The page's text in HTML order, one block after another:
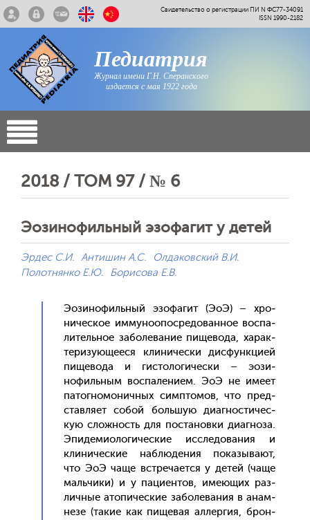
Свидетельство о регистрации ПИ N ФС77-34091
ISSN 1990-2182
Педиатрия
Журнал имени Г.Н. Сперанского
издается с мая 1922 года
2018 / ТОМ 97 / № 6
Эозинофильный эзофагит у детей
Эрдес С.И. Антишин А.С.
Олдаковский В.И.
Полотнянко Е.Ю.
Борисова Е.В.
Э­ози­нофиль­ный эзо­фагит (Э­оЭ) – хро­
ничес­кое им­му­но­опос­ре­дован­ное вос­па­
литель­ное за­боле­вание пи­щево­да, ха­рак­
те­ризу­юще­еся кли­ничес­ки дис­фун­кци­ей
пи­щево­да и гис­то­логи­чес­ки – э­ози­
нофиль­ным вос­па­лени­ем. Э­оЭ не име­ет
па­тог­но­монич­ных сим­пто­мов, что пред­
став­ля­ет со­бой боль­шую ди­аг­ности­чес­
кую слож­ность для пос­та­нов­ки ди­аг­но­за.
Эпи­деми­оло­гичес­кие ис­сле­дова­ния и
кли­ничес­кие наб­лю­дения по­казы­ва­ют,
что Э­оЭ ча­ще встре­ча­ет­ся у де­тей (ча­ще
маль­чи­ки) и у па­ци­ен­тов, име­ющих раз­
личные ато­пичес­кие за­боле­вания в анам­
не­зе (та­кие как пи­щевая ал­лергия, брон­